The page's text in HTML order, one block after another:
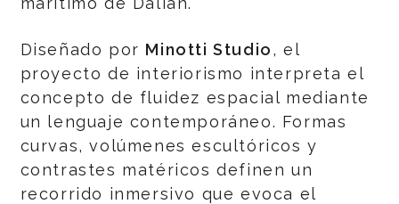
Diseñado por Minotti Studio, el
proyecto de interiorismo interpreta el
concepto de fluidez espacial mediante
un lenguaje contemporáneo. Formas
curvas, volúmenes escultóricos y
contrastes matéricos definen un
recorrido inmersivo que evoca el